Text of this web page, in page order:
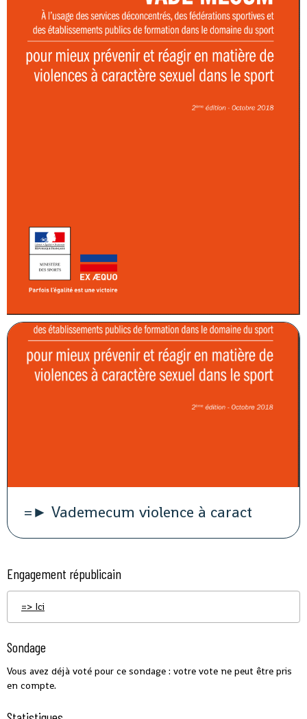
=► Vademecum violence à caract
Engagement républicain
=> Ici
Sondage
Vous avez déjà voté pour ce sondage : votre vote ne peut être pris
en compte.